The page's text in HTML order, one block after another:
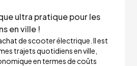
ultra pratique pour les
en ville !
de scooter électrique. Il est
trajets quotidiens en ville,
en termes de coûts